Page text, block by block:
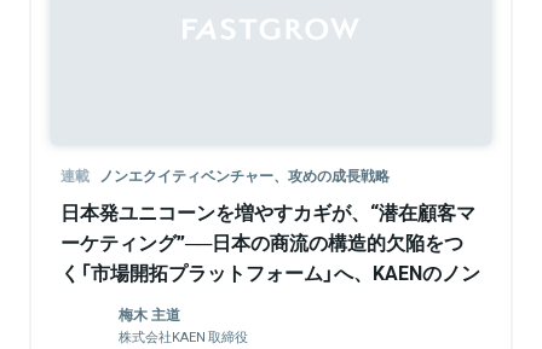
連載 ノンエクイティベンチャー、攻めの成長戦略
日本発ユニコーンを増やすカギが、“潜在顧客マ
ーケティング”──日本の商流の構造的欠陥をつ
く「市場開拓プラットフォーム」へ、KAENのノン
エクイティ戦略
梅木 主道
株式会社KAEN 取締役